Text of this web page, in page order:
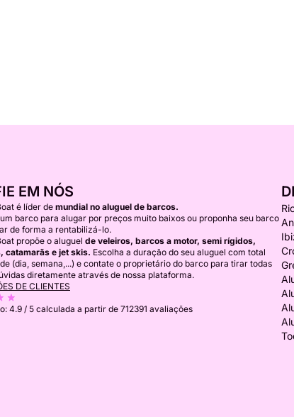
EM NÓS
é líder de mundial no aluguel de barcos.
barco para alugar por preços muito baixos ou proponha seu barco
de forma a rentabilizá-lo.
propõe o aluguel de veleiros, barcos a motor, semi rígidos,
catamarãs e jet skis. Escolha a duração do seu aluguel com total
(dia, semana,...) e contate o proprietário do barco para tirar todas
diretamente através de nossa plataforma.
DE CLIENTES
4.9 / 5 calculada a partir de 712391 avaliações